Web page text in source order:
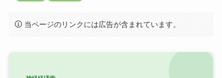
当ページのリンクには広告が含まれています。